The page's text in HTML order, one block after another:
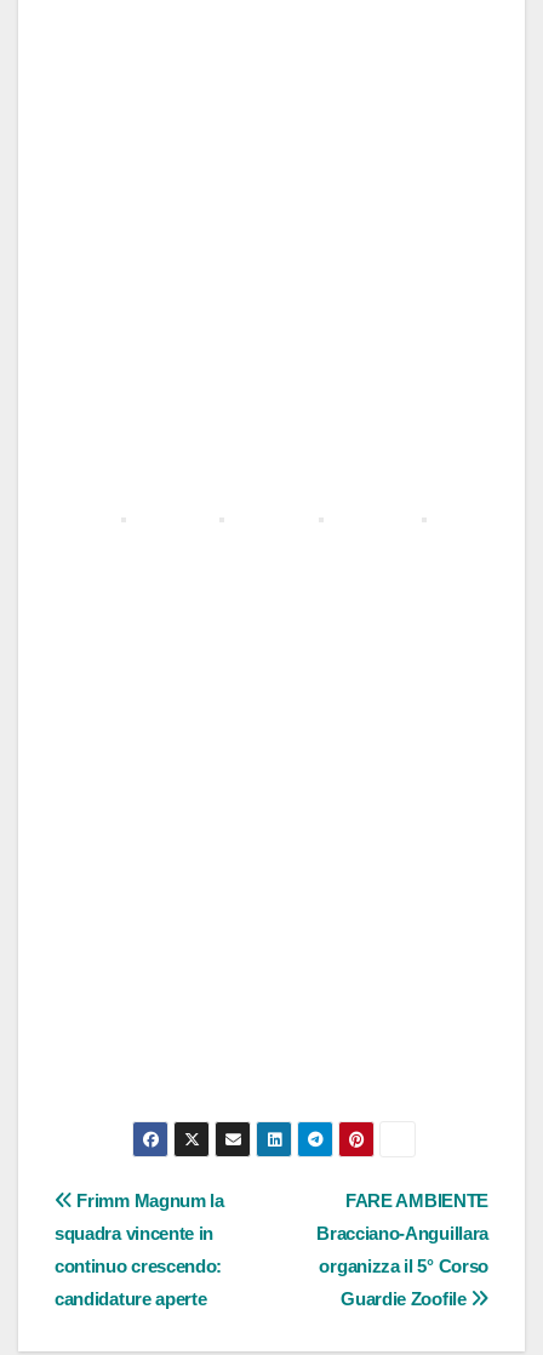
Navigazione
articoli
FARE AMBIENTE
Bracciano-Anguillara
organizza il 5° Corso
Guardie Zoofile
Frimm Magnum la
squadra vincente in
continuo crescendo:
candidature aperte